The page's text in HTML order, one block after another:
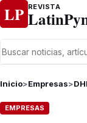
Ir al contenido
LP REVISTA
Inicio>Empresas>
EMPRESAS